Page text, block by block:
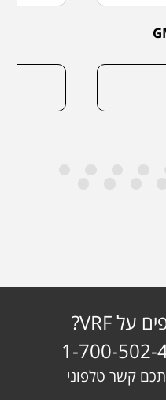
מעוניינים בפרטים נוספים על VRF?
קשר טלפוני